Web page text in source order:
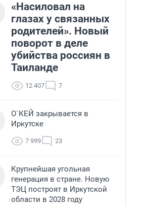
«Насиловал на
глазах у связанных
родителей». Новый
поворот в деле
убийства россиян в
Таиланде
12 407 7
О`КЕЙ закрывается в
Иркутске
7 999 23
Крупнейшая угольная
генерация в стране. Новую
ТЭЦ построят в Иркутской
области в 2028 году